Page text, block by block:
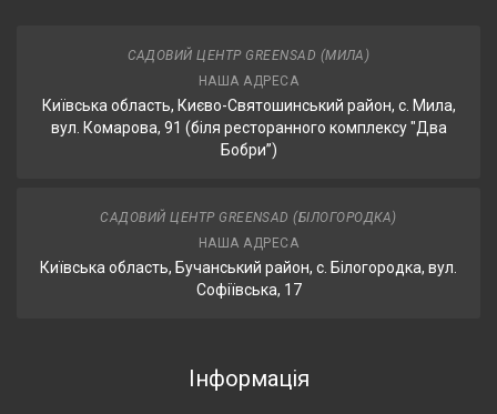
САДОВИЙ ЦЕНТР GREENSAD (МИЛА)
НАША АДРЕСА
Київська область, Києво-Святошинський район, с. Мила,
вул. Комарова, 91 (біля ресторанного комплексу "Два
Бобри”)
САДОВИЙ ЦЕНТР GREENSAD (БІЛОГОРОДКА)
НАША АДРЕСА
Київська область, Бучанський район, с. Білогородка, вул.
Софіївська, 17
Інформація